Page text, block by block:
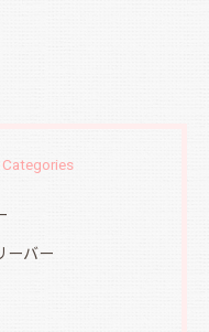
Categories
ーバー